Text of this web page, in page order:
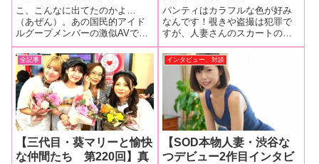
史上最強レベルの超神選抜
ができちゃったんだが…♥
こ、こんなに出てたのかよ…
（あぜん）。あの国民的アイド
ルグープメンバーの激似AVでフ
ォーメーション組んでみたら、
史上空前の最強神選抜が出来ち
ゃった件。
舞島たまきさん（30歳・
主婦）人妻パンティ“逆さ
撮り”コレクション
パンティはカラフルな色が好み
なんです！覗きや盗撮は犯罪で
すが、人妻さんのスカートの中
身が気になるって読者のための
人気企画。肌の露出度と同様、
秋になってパンティも大人し目
になるかと思いきや……ご覧の
通り、今回もスケベなパンティ
を履いた人妻ゲッ
全記事
【三代目・葵マリーと愉快
な仲間たち 第220回】真
インタビュー、対談
【SOD本物人妻・渋谷な
つデビュー2作目インタビ